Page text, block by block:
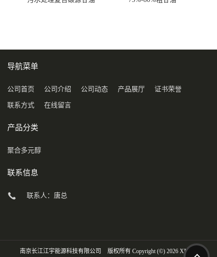
导航菜单
公司首页 公司介绍 公司动态 产品展厅 证书荣誉
联系方式 在线留言
产品分类
聚合多元醇
联系信息
联系人：唐总
南京长江江宇能源科技有限公司 版权所有 Copyright (©) 2026 XML